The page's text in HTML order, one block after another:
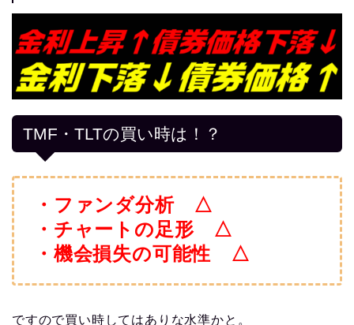
TMF・TLTの買い時は！？
・ファンダ分析 △
・チャートの足形 △
・機会損失の可能性 △
ですので買い時してはありな水準かと。